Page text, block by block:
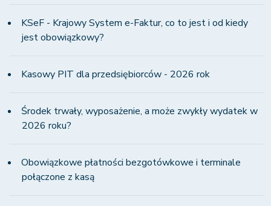
KSeF - Krajowy System e-Faktur, co to jest i od kiedy
jest obowiązkowy?
Kasowy PIT dla przedsiębiorców - 2026 rok
Środek trwały, wyposażenie, a może zwykły wydatek w
2026 roku?
Obowiązkowe płatności bezgotówkowe i terminale
połączone z kasą